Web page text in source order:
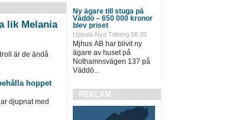
lik Melania
är de ändå
hoppet
djupnat med
Ny ägare till stuga på
Väddö – 650 000 kronor
blev priset
Upsala Nya Tidning 06:33
Mjhus AB har blivit ny
ägare av huset på
Nothamnsvägen 137 på
Väddö...
REKLAM